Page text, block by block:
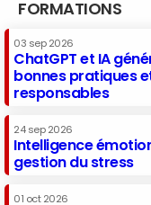
FORMATIONS
03 sep 2026
ChatGPT et IA
bonnes pratiques
responsables
24 sep 2026
Intelligence
gestion du stress
01 oct 2026